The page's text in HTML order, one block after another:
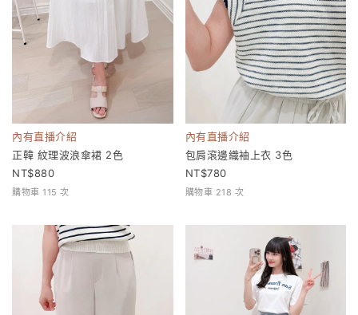
內有直播介紹
正韓 紋理波浪傘裙 2色
880
購物車 115 次
內有直播介紹
包肩滾邊織袖上衣 3色
780
購物車 218 次